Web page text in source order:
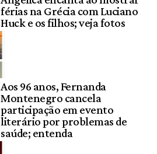
férias na Grécia com Luciano
Huck e os filhos; veja fotos
Aos 96 anos, Fernanda
Montenegro cancela
participação em evento
literário por problemas de
saúde; entenda